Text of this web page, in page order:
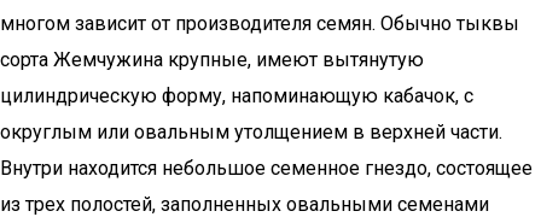
многом зависит от производителя семян. Обычно тыквы
сорта Жемчужина крупные, имеют вытянутую
цилиндрическую форму, напоминающую кабачок, с
округлым или овальным утолщением в верхней части.
Внутри находится небольшое семенное гнездо, состоящее
из трех полостей, заполненных овальными семенами